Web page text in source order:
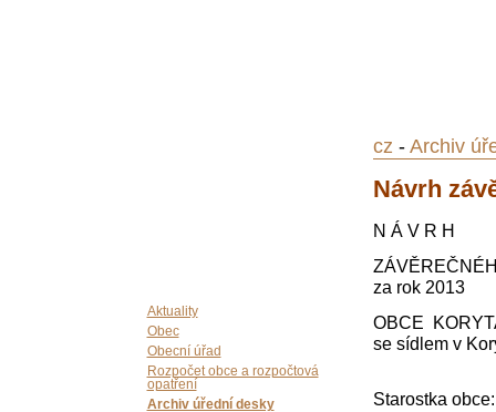
Aktuality
Obec
Obecní úřad
Rozpočet obce a rozpočtová
opatření
Archiv úřední desky
cz - Archiv
Návrh
N Á V R H
za rok 2013
OBCE
se sídlem v
Starostka